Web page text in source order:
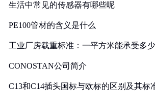
生活中常见的传感器有哪些呢
PE100管材的含义是什么
工业厂房载重标准：一平方米能承受多
CONOSTAN公司简介
C13和C14插头国标与欧标的区别及其标